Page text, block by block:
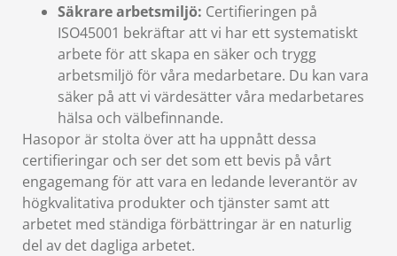
Säkrare arbetsmiljö: Certifieringen på
ISO45001 bekräftar att vi har ett systematiskt
arbete för att skapa en säker och trygg
arbetsmiljö för våra medarbetare. Du kan vara
säker på att vi värdesätter våra medarbetares
hälsa och välbefinnande.
Hasopor är stolta över att ha uppnått dessa
certifieringar och ser det som ett bevis på vårt
engagemang för att vara en ledande leverantör av
högkvalitativa produkter och tjänster samt att
arbetet med ständiga förbättringar är en naturlig
del av det dagliga arbetet.